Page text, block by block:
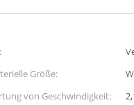
Größe:
von Geschwindigkeit: